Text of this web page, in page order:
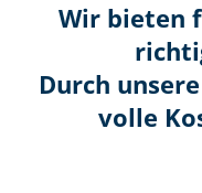
Wir bieten
Durch
volle